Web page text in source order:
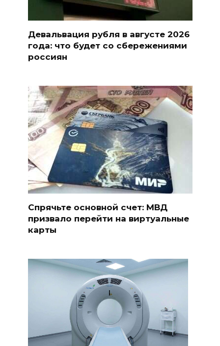
Девальвация рубля в августе 2026
года: что будет со сбережениями
россиян
Спрячьте основной счет: МВД
призвало перейти на виртуальные
карты